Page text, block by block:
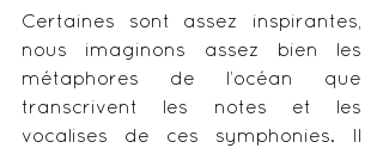
Certaines sont assez inspirantes,
nous imaginons assez bien les
métaphores de l’océan que
transcrivent les notes et les
vocalises de ces symphonies. Il